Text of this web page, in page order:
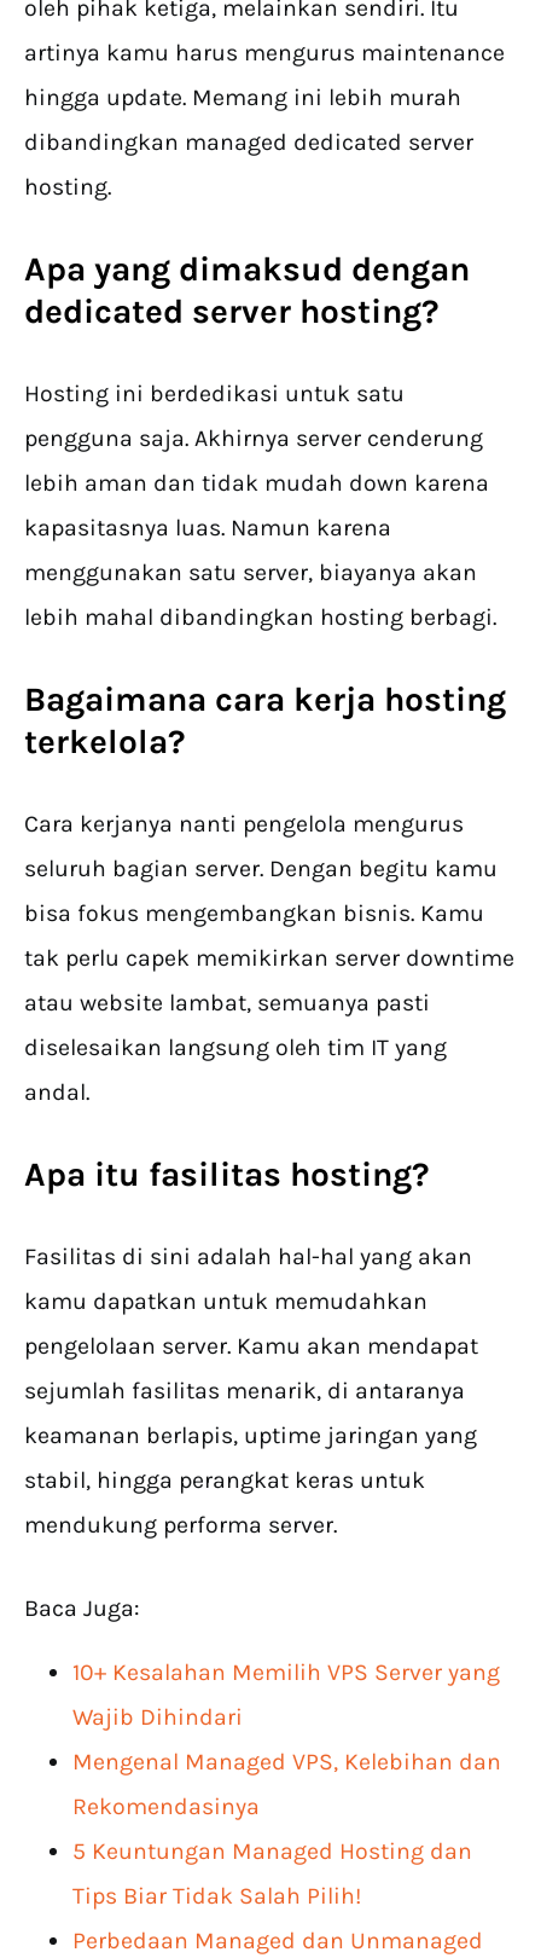
oleh pihak ketiga, melainkan sendiri. Itu
artinya kamu harus mengurus maintenance
hingga update. Memang ini lebih murah
dibandingkan managed dedicated server
hosting.
Apa yang dimaksud dengan
dedicated server hosting?
Hosting ini berdedikasi untuk satu
pengguna saja. Akhirnya server cenderung
lebih aman dan tidak mudah down karena
kapasitasnya luas. Namun karena
menggunakan satu server, biayanya akan
lebih mahal dibandingkan hosting berbagi.
Bagaimana cara kerja hosting
terkelola?
Cara kerjanya nanti pengelola mengurus
seluruh bagian server. Dengan begitu kamu
bisa fokus mengembangkan bisnis. Kamu
tak perlu capek memikirkan server downtime
atau website lambat, semuanya pasti
diselesaikan langsung oleh tim IT yang
andal.
Apa itu fasilitas hosting?
Fasilitas di sini adalah hal-hal yang akan
kamu dapatkan untuk memudahkan
pengelolaan server. Kamu akan mendapat
sejumlah fasilitas menarik, di antaranya
keamanan berlapis, uptime jaringan yang
stabil, hingga perangkat keras untuk
mendukung performa server.
Baca Juga:
10+ Kesalahan Memilih VPS Server yang
Wajib Dihindari
Mengenal Managed VPS, Kelebihan dan
Rekomendasinya
5 Keuntungan Managed Hosting dan
Tips Biar Tidak Salah Pilih!
Perbedaan Managed dan Unmanaged